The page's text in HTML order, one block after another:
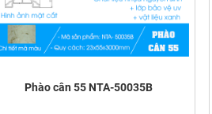
Phào cân 55 NTA-50035B